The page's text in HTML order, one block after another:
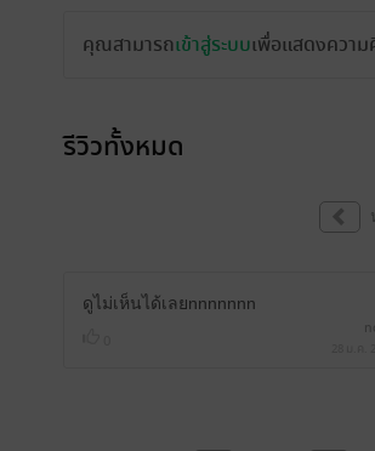
คุณสามารถเข้าสู่ระบบเพื่อแสดงความ
รีวิวทั้งหมด
ดูไม่เห็นได้เลยnnnnnnn